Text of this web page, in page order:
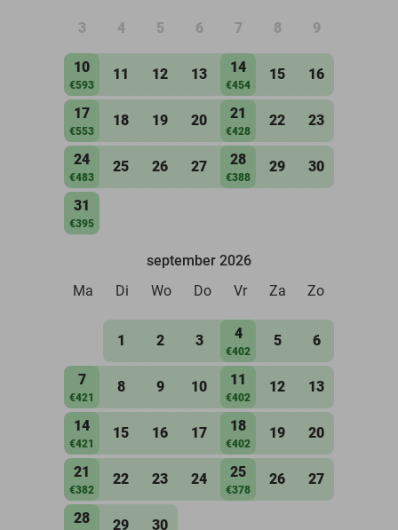
3 4 5 6 7 8 9
10
€593
11 12 13 14
€454
15 16
17
€553
18 19 20 21
€428
22 23
24
€483
25 26 27 28
€388
29 30
31
€395
september 2026
Ma
Di Wo Do Vr Za Zo
1 2 3 4
€402
5 6
7
€421
8 9 10 11
€402
12 13
14
€421
15 16 17 18
€402
19 20
21
€382
22 23 24 25
€378
26 27
28 29 30